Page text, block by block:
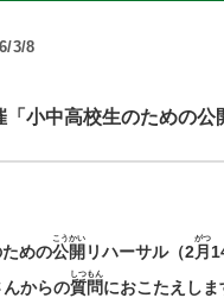
3/8
小中高校生のための公
めの公開
こうかい
リハーサル（2月
がつ
んからの質問
しつもん
におこたえしま